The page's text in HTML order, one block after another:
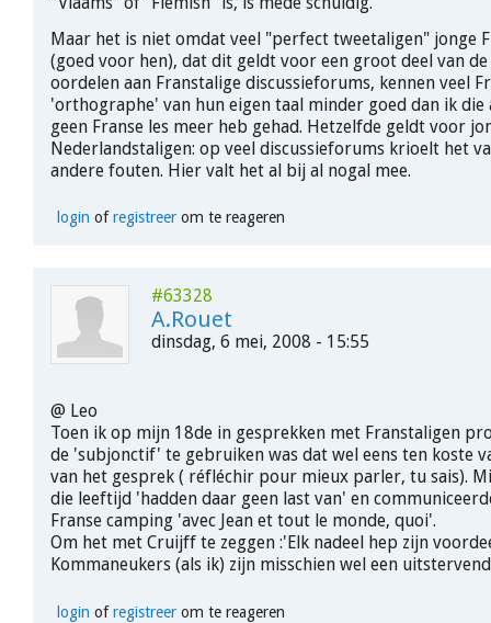
Maar het is niet omdat veel "perfect tweetaligen" jonge
(goed voor hen), dat dit geldt voor een groot deel van de
oordelen aan Franstalige discussieforums, kennen veel
'orthographe' van hun eigen taal minder goed dan ik die
geen Franse les meer heb gehad. Hetzelfde geldt voor
Nederlandstaligen: op veel discussieforums krioelt het
andere fouten. Hier valt het al bij al nogal mee.
login ofregistreerom te reageren
#63328
A.Rouet
dinsdag, 6 mei, 2008 - 15:55
@ Leo
Toen ik op mijn 18de in gesprekken met Franstaligen
de 'subjonctif' te gebruiken was dat wel eens ten koste
van het gesprek ( réfléchir pour mieux parler, tu sais).
die leeftijd 'hadden daar geen last van' en
Franse camping 'avec Jean et tout le monde, quoi'.
Om het met Cruijff te zeggen :'Elk nadeel hep zijn
Kommaneukers (als ik) zijn misschien wel een
login ofregistreerom te reageren